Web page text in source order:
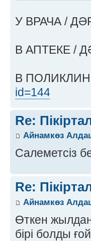
У ВРАЧА /
В АПТЕКЕ /
В
id=144
Re:
Айнамкөз
Салеметсіз
Re:
Айнамкөз
Өткен
бірі болды ғой